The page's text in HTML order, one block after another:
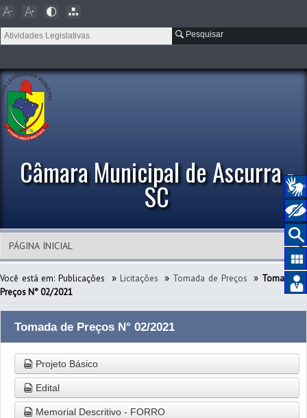
Pesquisar
Câmara Municipal de Ascurra -
SC
Você está em: Publicações » Licitações » Tomada de Preços » Tomada de
Preços N° 02/2021
Tomada de Preços N° 02/2021
Projeto Básico
Edital
Memorial Descritivo - FORRO